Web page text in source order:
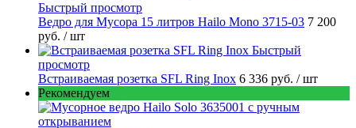
Быстрый просмотр
Ведро для Мусора 15 литров Hailo Mono 3715-03 7 200
руб. / шт
Быстрый
просмотр
Встраиваемая розетка SFL Ring Inox 6 336 руб. / шт
Рекомендуем